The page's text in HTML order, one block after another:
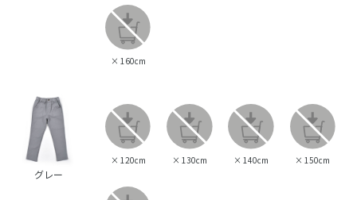
× 160cm
グレー
× 120cm × 130cm × 140cm × 150cm